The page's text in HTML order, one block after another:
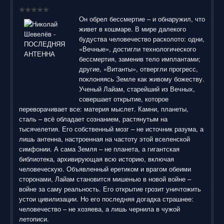
Вам электронные книги бесплатно и без регистрации введя
автора, название книги или имя полюбившегося героя в
строку поиска. На нашем сайте для ознакомления можно
бесплатноскачатькнигив электронных форматах fb2,
epub, pdf, rtf, txt, читать онлайн или купить лицензионные
электронные книги. Наш сайт постоянно развивается и
пополняется. Надеюсь, Вы станете нашим постоянным
Он обрел бессмертие – и обнаружил, что
живет в кошмаре. В мире далекого
будуства человечество расколото: одни,
«Вечные», достигли технологического
бессмертия, заменив тело имплантами;
другие, «Витанты», отвергли прогресс,
поклоняясь Земле как живому божеству.
Ученый Лайам, старейший из Вечных,
совершает открытие, которое
переворачивает все: материя мыслет. Камни, планеты,
сталь – всё обладает сознанием, растянутым на
тысячелетия. Его собственный мозг – не источник разума, а
лишь антенна, настроенная на частоту этой вселенской
симфонии. А сама Земля – не планета, а гигантская
библиотека, архивирующая всю историю, включая
человеческую. Объявленный еретиком и врагом обеими
сторонами, Лайам становится мишенью в новой войне –
войне за саму реальность. Его открытие грозит уничтожить
устои цивилизации. Но его последняя догадка страшнее:
человечество – не хозяева, а лишь чернила в чужой
летописи.